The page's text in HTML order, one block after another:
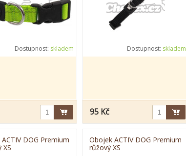
Dostupnost: skladem Dostupnost: skladem
95 Kč
DOG Premium
XS
Obojek ACTIV DOG Premium
růžový XS